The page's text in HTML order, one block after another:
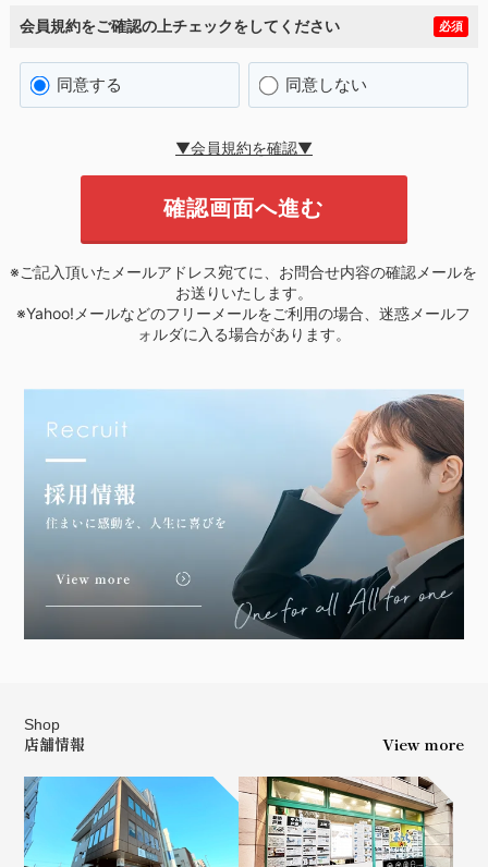
会員規約をご確認の上チェックをしてください 必須
同意する 同意しない
▼会員規約を確認▼
※ご記入頂いたメールアドレス宛てに、お問合せ内容の確認メールを
お送りいたします。
※Yahoo!メールなどのフリーメールをご利用の場合、迷惑メールフ
ォルダに入る場合があります。
Shop
店舗情報 View more